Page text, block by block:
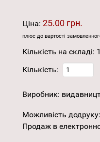
Ціна: 25.00 грн.
плюс до вартості
Кількість на складі:
Кількість:
Виробник:
Можливість додруку:
Продаж в